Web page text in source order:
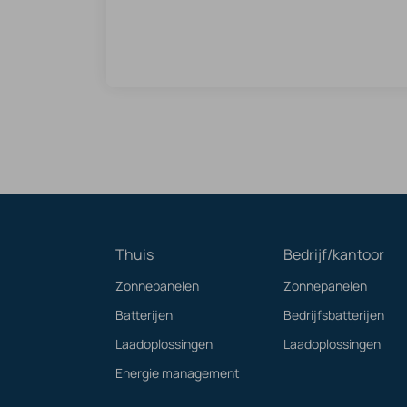
Thuis
Zonnepanelen
Batterijen
Laadoplossingen
Energie management
Bedrijf/kantoor
Zonnepanelen
Bedrijfsbatterijen
Laadoplossingen